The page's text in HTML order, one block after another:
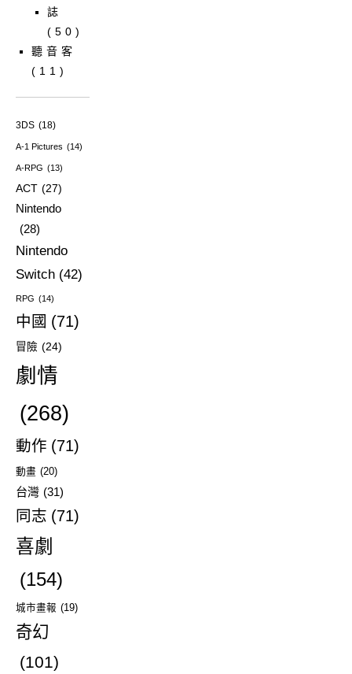
誌
(50)
聽音客
(11)
3DS (18)
A-1 Pictures (14)
A-RPG (13)
ACT (27)
Nintendo
(28)
Nintendo
Switch (42)
RPG (14)
中國 (71)
冒險 (24)
劇情
(268)
動作 (71)
動畫 (20)
台灣 (31)
同志 (71)
喜劇
(154)
城市畫報 (19)
奇幻
(101)